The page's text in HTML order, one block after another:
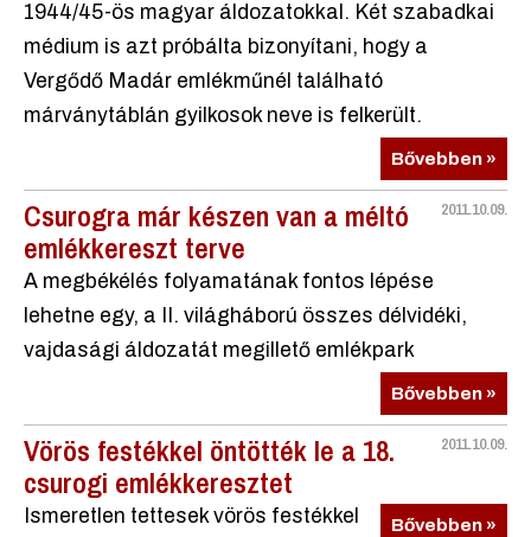
1944/45-ös magyar áldozatokkal. Két szabadkai
médium is azt próbálta bizonyítani, hogy a
Vergődő Madár emlékműnél található
márványtáblán gyilkosok neve is felkerült.
Bővebben »
2011.10.09.
Csurogra már készen van a méltó
emlékkereszt terve
A megbékélés folyamatának fontos lépése
lehetne egy, a II. világháború összes délvidéki,
vajdasági áldozatát megillető emlékpark
Bővebben »
2011.10.09.
Vörös festékkel öntötték le a 18.
csurogi emlékkeresztet
Ismeretlen tettesek vörös festékkel Bővebben »